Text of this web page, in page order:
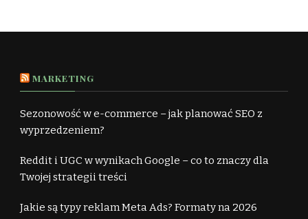
MARKETING
Sezonowość w e-commerce – jak planować SEO z
wyprzedzeniem?
Reddit i UGC w wynikach Google – co to znaczy dla
Twojej strategii treści
Jakie są typy reklam Meta Ads? Formaty na 2026